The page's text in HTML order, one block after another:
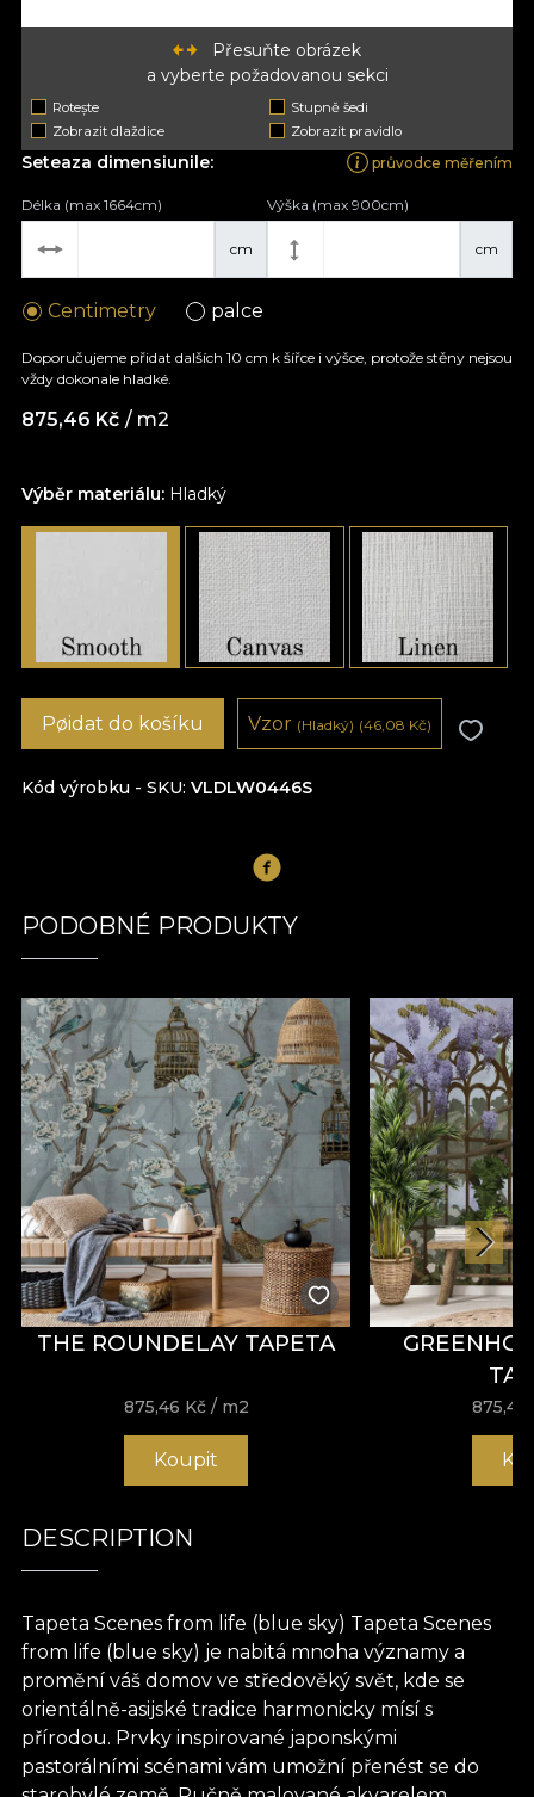
Přesuňte obrázek
a vyberte požadovanou sekci
Rotește
Stupně šedi
Zobrazit dlaždice
Zobrazit pravidlo
Výběr materiálu: Hladký
Seteaza dimensiunile: průvodce měřením
cm
Délka (max 1664cm)
cm
Výška (max 900cm)
Centimetry palce
Doporučujeme přidat dalších 10 cm k šířce i výšce, protože stěny nejsou
vždy dokonale hladké.
875,46 Kč / m2
Kód výrobku - SKU VLDLW0446S
Pøidat do košíku Vzor (Hladký) (46,08 Kč)
PODOBNÉ PRODUKTY
THE ROUNDELAY TAPETA
875,46 Kč / m2
Koupit
875,46
DESCRIPTION
Tapeta Scenes from life (blue sky) Tapeta Scenes
from life (blue sky) je nabitá mnoha významy a
promění váš domov ve středověký svět, kde se
orientálně-asijské tradice harmonicky mísí s
přírodou. Prvky inspirované japonskými
pastorálními scénami vám umožní přenést se do